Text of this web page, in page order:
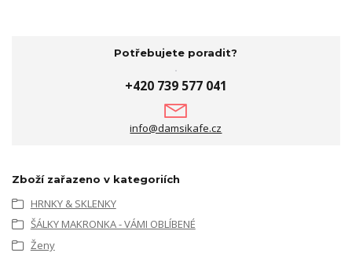
Potřebujete poradit?
+420 739 577 041
info@damsikafe.cz
Zboží zařazeno v kategoriích
HRNKY & SKLENKY
ŠÁLKY MAKRONKA - VÁMI OBLÍBENÉ
Ženy